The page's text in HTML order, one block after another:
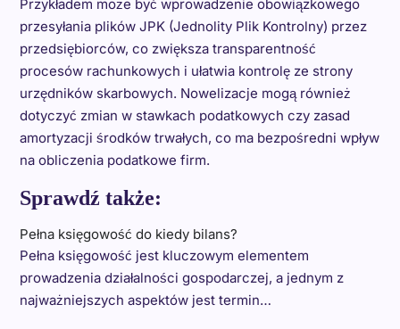
Przykładem może być wprowadzenie obowiązkowego
przesyłania plików JPK (Jednolity Plik Kontrolny) przez
przedsiębiorców, co zwiększa transparentność
procesów rachunkowych i ułatwia kontrolę ze strony
urzędników skarbowych. Nowelizacje mogą również
dotyczyć zmian w stawkach podatkowych czy zasad
amortyzacji środków trwałych, co ma bezpośredni wpływ
na obliczenia podatkowe firm.
Sprawdź także:
Pełna księgowość do kiedy bilans?
Pełna księgowość jest kluczowym elementem
prowadzenia działalności gospodarczej, a jednym z
najważniejszych aspektów jest termin…